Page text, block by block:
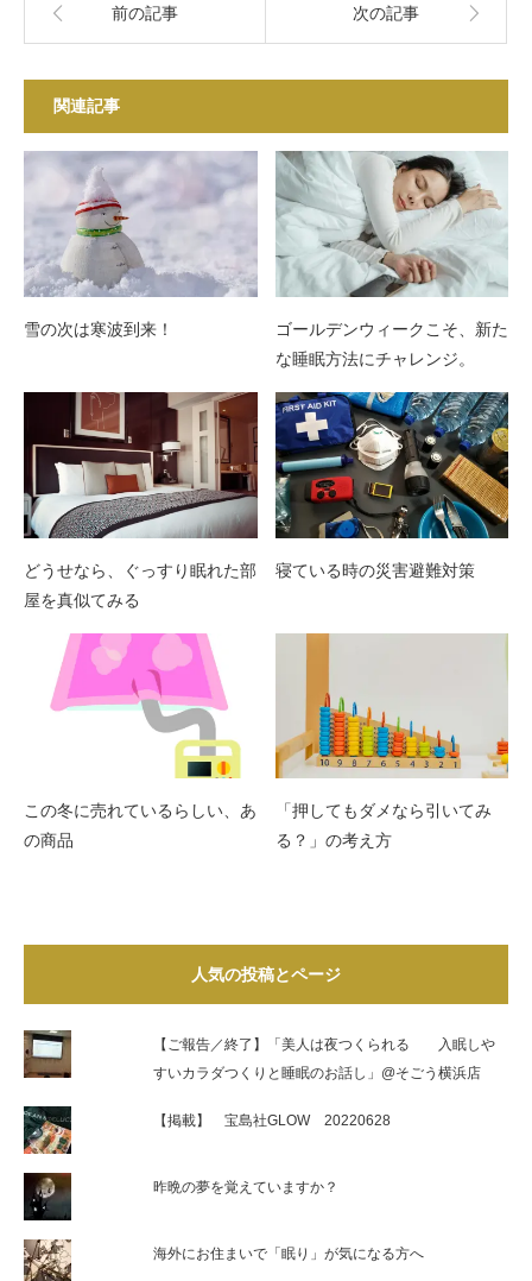
前の記事 次の記事
関連記事
雪の次は寒波到来！
ゴールデンウィークこそ、新た
な睡眠方法にチャレンジ。
どうせなら、ぐっすり眠れた部
屋を真似てみる
寝ている時の災害避難対策
この冬に売れているらしい、あ
の商品
「押してもダメなら引いてみ
る？」の考え方
人気の投稿とページ
【ご報告／終了】「美人は夜つくられる 入眠しや
すいカラダつくりと睡眠のお話し」@そごう横浜店
【掲載】 宝島社GLOW 20220628
昨晩の夢を覚えていますか？
海外にお住まいで「眠り」が気になる方へ